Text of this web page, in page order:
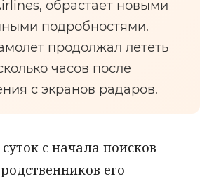
обрастает новыми
подробностями.
продолжал лететь
часов после
с экранов радаров.
с начала поисков
его